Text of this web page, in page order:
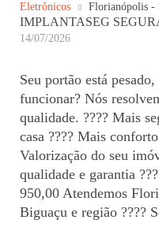
Eletrônicos
Florianópolis -
IMPLANTASEG
14/07/2026
Seu portão está
funcionar? Nós
qualidade. ???? Mais
casa ???? Mais
Valorização do seu
qualidade e garantia
950,00 Atendemos
Biguaçu e região ????